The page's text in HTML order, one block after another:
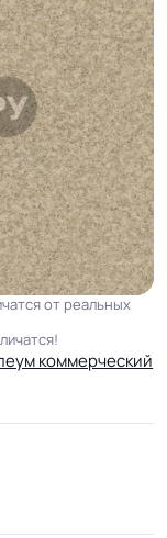
от реальных
коммерческий